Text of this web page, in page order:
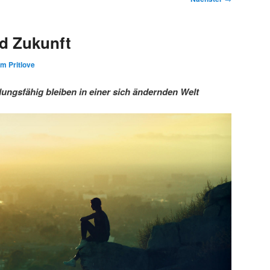
Zukunft
Pritlove
bleiben in einer sich ändernden Welt